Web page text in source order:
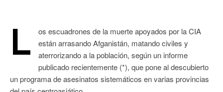
L
os escuadrones de la muerte apoyados por la CIA
están arrasando Afganistán, matando civiles y
aterrorizando a la población, según un informe
publicado recientemente (*), que pone al descubierto
un programa de asesinatos sistemáticos en varias provincias